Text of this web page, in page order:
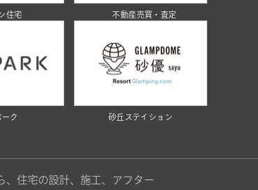
住宅 不動産売買・査定
ーク 砂丘ステイション
、住宅の設計、施工、アフター